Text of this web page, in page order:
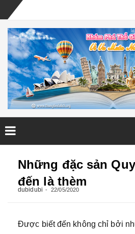
Những đặc sản
đến là thèm
dubidubi 22/05/2020
Được biết đến không chỉ bởi